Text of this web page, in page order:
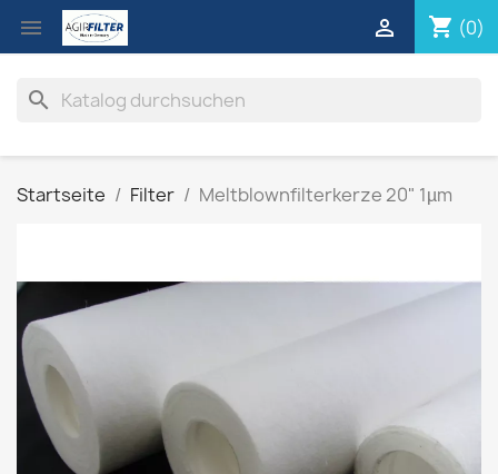
 shopping_cart (0)

search
Startseite Filter Meltblownfilterkerze 20" 1µm